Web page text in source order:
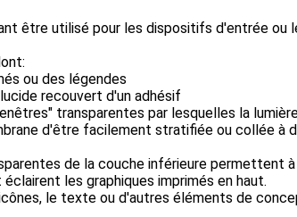
être utilisé pour les dispositifs d'entrée ou
ou des légendes
recouvert d'un adhésif
transparentes par lesquelles la
d'être facilement stratifiée ou collée à
de la couche inférieure permettent à
les graphiques imprimés en haut.
le texte ou d'autres éléments de